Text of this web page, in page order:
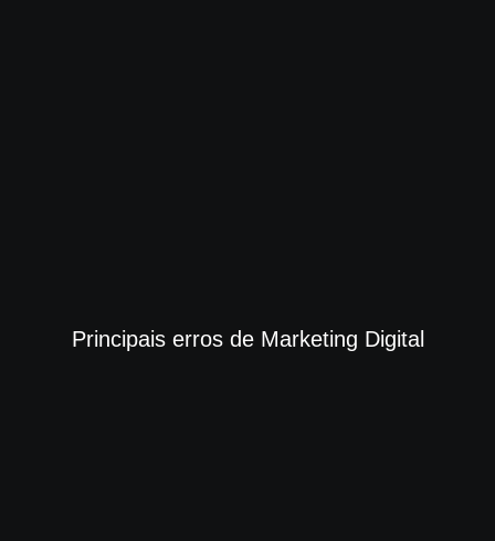
Principais erros de Marketing Digital